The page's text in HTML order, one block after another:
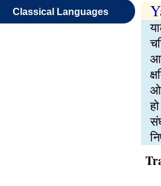
Classical Languages